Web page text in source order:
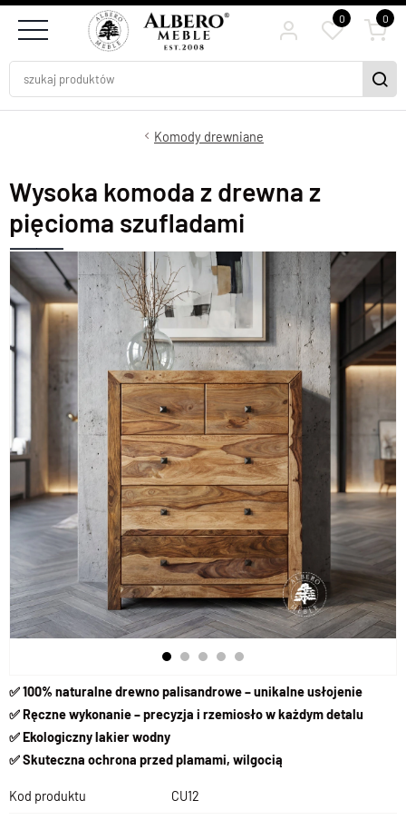
0 0
Komody drewniane
Wysoka komoda z drewna z
pięcioma szufladami
✅ 100% naturalne drewno palisandrowe – unikalne usłojenie
✅ Ręczne wykonanie – precyzja i rzemiosło w każdym detalu
✅ Ekologiczny lakier wodny
✅ Skuteczna ochrona przed plamami, wilgocią
Kod produktu CU12